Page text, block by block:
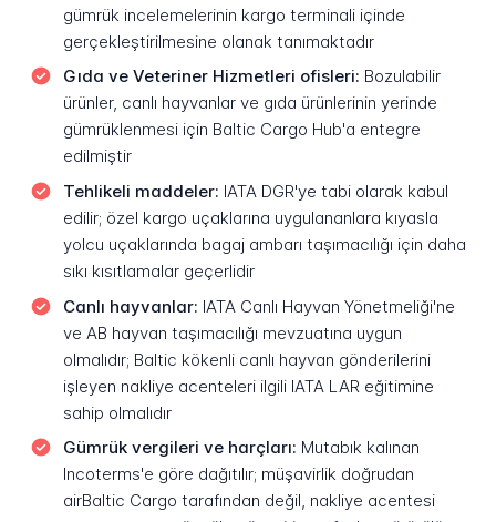
gümrük incelemelerinin kargo terminali içinde
gerçekleştirilmesine olanak tanımaktadır
Gıda ve Veteriner Hizmetleri ofisleri: Bozulabilir
ürünler, canlı hayvanlar ve gıda ürünlerinin yerinde
gümrüklenmesi için Baltic Cargo Hub'a entegre
edilmiştir
Tehlikeli maddeler: IATA DGR'ye tabi olarak kabul
edilir; özel kargo uçaklarına uygulananlara kıyasla
yolcu uçaklarında bagaj ambarı taşımacılığı için daha
sıkı kısıtlamalar geçerlidir
Canlı hayvanlar: IATA Canlı Hayvan Yönetmeliği'ne
ve AB hayvan taşımacılığı mevzuatına uygun
olmalıdır; Baltic kökenli canlı hayvan gönderilerini
işleyen nakliye acenteleri ilgili IATA LAR eğitimine
sahip olmalıdır
Gümrük vergileri ve harçları: Mutabık kalınan
Incoterms'e göre dağıtılır; müşavirlik doğrudan
airBaltic Cargo tarafından değil, nakliye acentesi